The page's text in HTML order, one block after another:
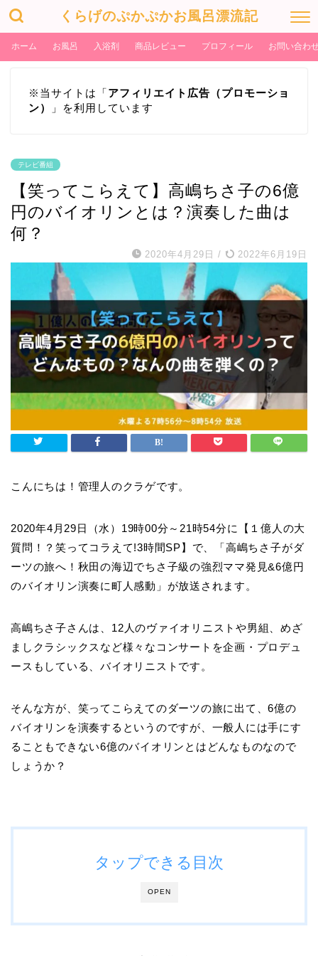
くらげのぷかぷかお風呂漂流記
ホーム お風呂 入浴剤 商品レビュー プロフィール お問い合わ
※当サイトは「アフィリエイト広告（プロモーショ
ン）
」を利用しています
テレビ番組
【笑ってこらえて】高嶋ちさ子の6億
円のバイオリンとは？演奏した曲は
何？
2020年4月29日 / 2022年6月19日
こんにちは！管理人のクラゲです。
2020年4月29日（水）19時00分～21時54分に【１億人の大
質問！？笑ってコラえて!3時間SP】で、「高嶋ちさ子がダ
ーツの旅へ！秋田の海辺でちさ子級の強烈ママ発見&6億円
のバイオリン演奏に町人感動」が放送されます。
高嶋ちさ子さんは、12人のヴァイオリニストや男組、めざ
ましクラシックスなど様々なコンサートを企画・プロデュ
ースもしている、バイオリニストです。
そんな方が、笑ってこらえてのダーツの旅に出て、6億の
バイオリンを演奏するというのですが、一般人には手にす
ることもできない6億のバイオリンとはどんなものなので
しょうか？
OPEN
タップできる目次